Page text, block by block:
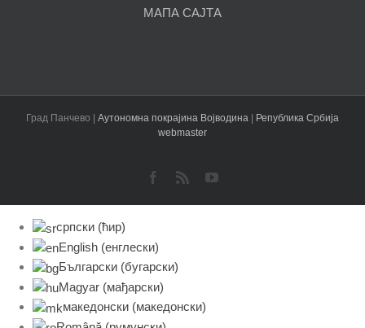
МАПА САЈТА
Град Панчево | Аутономна покрајина Војводина
Република Србија
webmaster
Facebook
Rss YouTube
српски (ћир)
English (енглески)
Български (бугарски)
Magyar (мађарски)
македонски (македонски)